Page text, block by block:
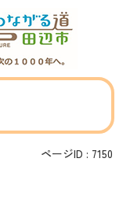
ページID : 7150